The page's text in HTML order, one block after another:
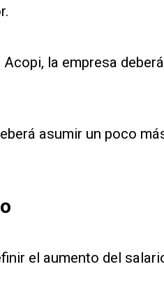
la empresa deberá
asumir un poco
el aumento del